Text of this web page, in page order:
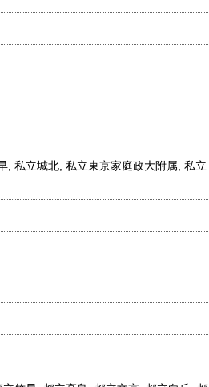
, 私立城北, 私立東京家庭政大附属 私立